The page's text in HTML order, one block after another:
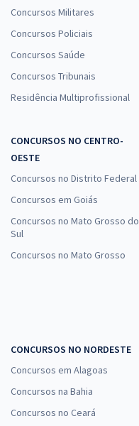
Concursos Militares
Concursos Policiais
Concursos Saúde
Concursos Tribunais
Residência Multiprofissional
CONCURSOS NO CENTRO-
OESTE
Concursos no Distrito Federal
Concursos em Goiás
Concursos no Mato Grosso do
Sul
Concursos no Mato Grosso
CONCURSOS NO NORDESTE
Concursos em Alagoas
Concursos na Bahia
Concursos no Ceará